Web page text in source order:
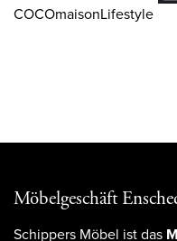
COCOmaisonLifestyle
Möbelgeschäft
Schippers Möbel ist das